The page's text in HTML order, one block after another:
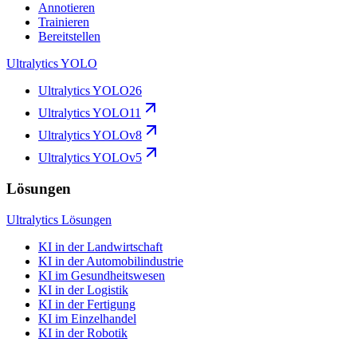
Annotieren
Trainieren
Bereitstellen
Ultralytics YOLO
Ultralytics YOLO26
Ultralytics YOLO11
Ultralytics YOLOv8
Ultralytics YOLOv5
Lösungen
Ultralytics Lösungen
KI in der Landwirtschaft
KI in der Automobilindustrie
KI im Gesundheitswesen
KI in der Logistik
KI in der Fertigung
KI im Einzelhandel
KI in der Robotik